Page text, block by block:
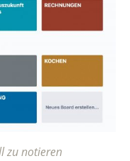
zu notieren